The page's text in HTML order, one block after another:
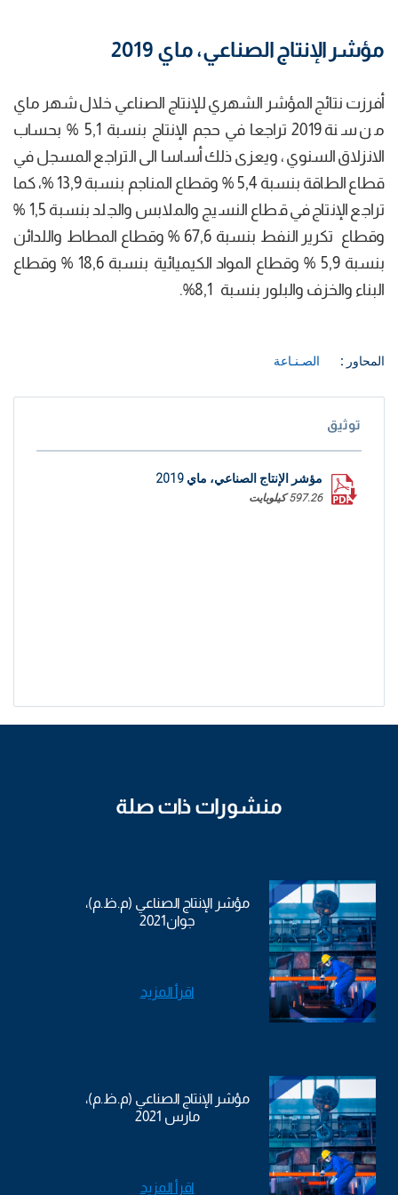
مؤشر الإنتاج الصناعي، ماي 2019
أفرزت نتائج المؤشر الشهري للإنتاج الصناعي خلال شهر ماي
من سنة 2019 تراجعا في حجم الإنتاج بنسبة 5,1 % بحساب
الانزلاق السنوي، ويعزى ذلك أساسا الى التراجع المسجل في
قطاع الطاقة بنسبة 5,4 % وقطاع المناجم بنسبة 13,9 %، كما
تراجع الإنتاج في قطاع النسيج والملابس والجلد بنسبة 1,5 %
وقطاع تكرير النفط بنسبة 67,6 % وقطاع المطاط واللدائن
بنسبة 5,9 % وقطاع المواد الكيميائية بنسبة 18,6 % وقطاع
البناء والخزف والبلور بنسبة 8,1%.
المحاور : الصـنـاعة
توثيق
مؤشر الإنتاج الصناعي، ماي 2019
597.26 كيلوبايت
منشورات ذات صلة
مؤشر الإنتاج الصناعي (م.ظ.م)،
جوان2021
اقرأ المزيد
مؤشر الإنتاج الصناعي (م.ظ.م)،
مارس 2021
اقرأ المزيد